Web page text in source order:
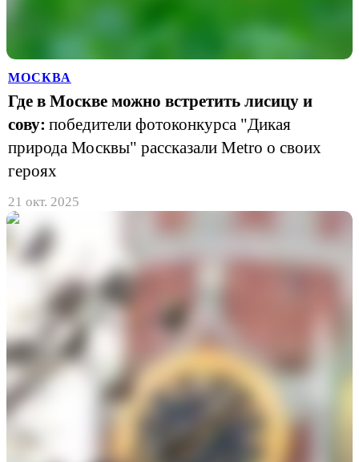
МОСКВА
Где в Москве можно встретить лисицу и
сову: победители фотоконкурса "Дикая
природа Москвы" рассказали Metro о своих
героях
21 окт. 2025